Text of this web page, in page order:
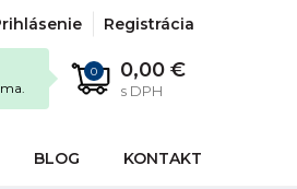
Registrácia
0 0,00 €
s DPH
BLOG KONTAKT